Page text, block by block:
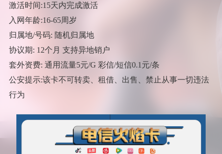
激活时间:15天内完成激活
入网年龄:16-65周岁
归属地/号码: 随机归属地
协议期: 12个月 支持异地销户
套外资费: 通用流量5元/G 彩信/短信0.1元/条
公安提示:该卡不可转卖、租借、出售、禁止从事一切违法
行为